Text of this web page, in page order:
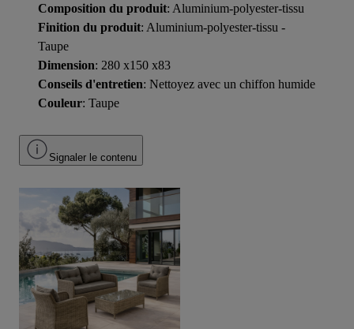
Composition du produit: Aluminium-polyester-tissu
Finition du produit: Aluminium-polyester-tissu -
Taupe
Dimension: 280 x150 x83
Conseils d'entretien: Nettoyez avec un chiffon humide
Couleur: Taupe
Signaler le contenu